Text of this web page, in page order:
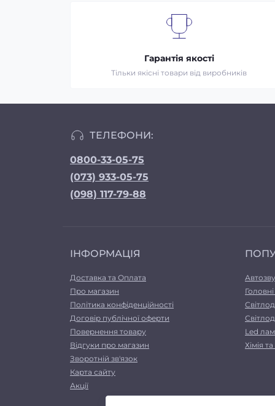
Гарантія якості
Тільки якісні товари від виробників
ТЕЛЕФОНИ:
0800-33-05-75
(073) 933-05-75
(098) 117-79-88
ІНФОРМАЦІЯ
Доставка та Оплата
Про магазин
Політика конфіденційності
Договір публічної оферти
Повернення товару
Відгуки про магазин
Зворотній зв'язок
Карта сайту
Акції
Led
Хімія